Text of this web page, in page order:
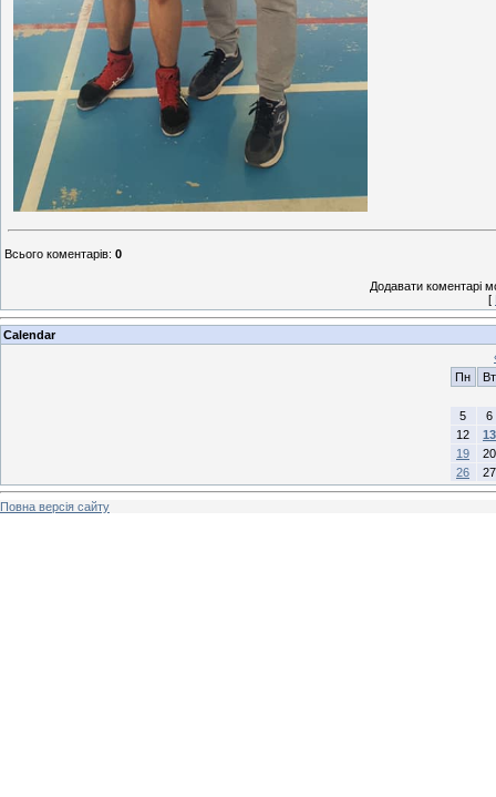
Всього коментарів: 0
Додавати коментарі
[
Calendar
Пн
Вт
5
6
12
13
19
20
26
27
Повна версія сайту